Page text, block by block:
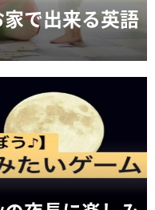
で出来る英語